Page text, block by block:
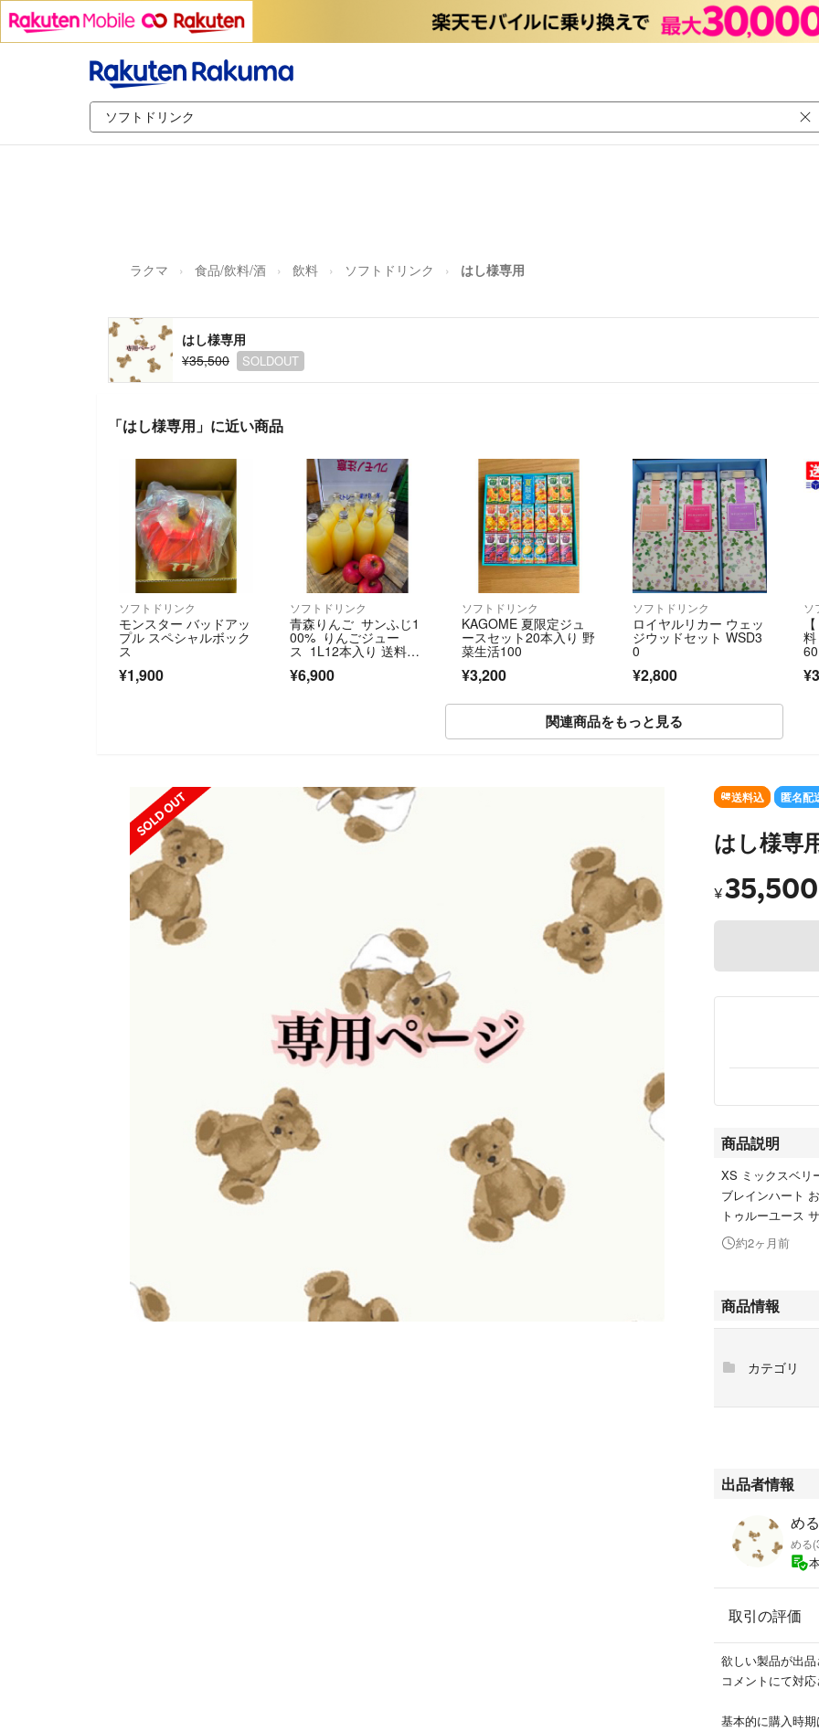
ラクマ 食品/飲料/酒 飲料 ソフトドリンク はし様専用
はし様専用
¥35,500
SOLDOUT
「はし様専用」に近い商品
ソフトドリンク
モンスター バッドアッ
プル スペシャルボック
ス
¥1,900
ソフトドリンク
青森りんご サンふじ1
00% りんごジュー
ス 1L12本入り 送料
¥6,900
ソフトドリンク
KAGOME 夏限定ジュ
ースセット20本入り 野
菜生活100
¥3,200
ソフトドリンク
ロイヤルリカー ウェッ
ジウッドセット WSD3
0
¥2,800
ソ
関連商品をもっと見る
送料込 匿名配
はし様専
¥35,500
商品説明
XS ミックスベリ
ブレインハート
トゥルーユース
約2ヶ月前
商品情報
カテゴリ
出品者情報
め
める
取引の評価
欲しい製品が出
コメントにて対
基本的に購入時